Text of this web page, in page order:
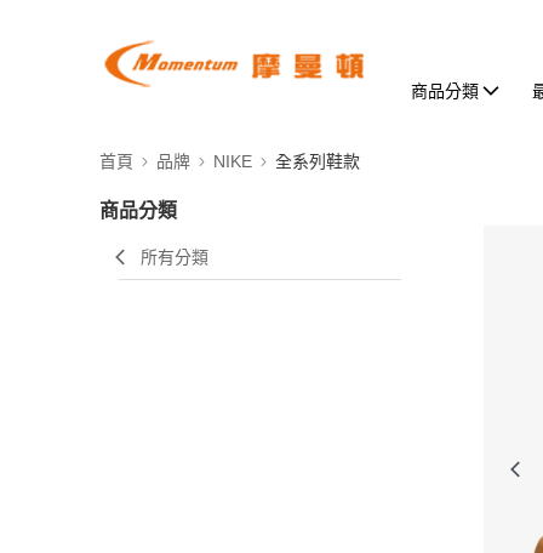
商品分類
首頁 品牌 NIKE 全系列鞋款
商品分類
所有分類